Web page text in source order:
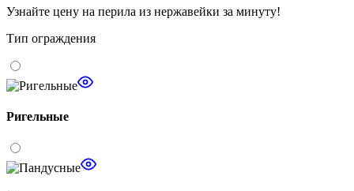
Узнайте цену на перила из нержавейки за минуту!
Тип ограждения
Ригельные